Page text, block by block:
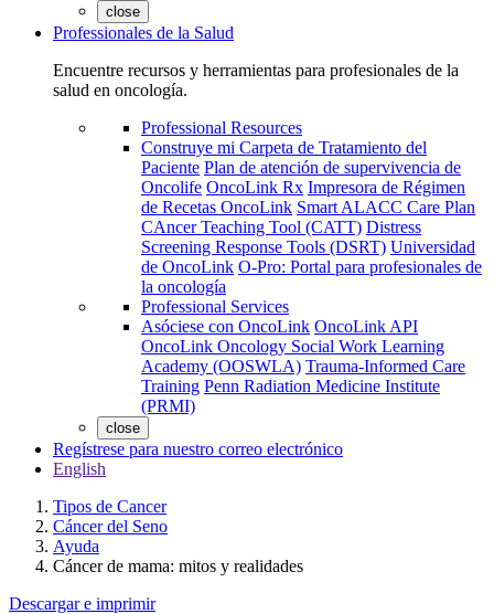
close
Professionales de la Salud
Encuentre recursos y herramientas para profesionales de la
salud en oncología.
Professional Resources
Construye mi Carpeta de Tratamiento del
Paciente Plan de atención de supervivencia de
Oncolife OncoLink Rx Impresora de Régimen
de Recetas OncoLink Smart ALACC Care Plan
CAncer Teaching Tool (CATT) Distress
Screening Response Tools (DSRT) Universidad
de OncoLink O-Pro: Portal para profesionales de
la oncología
Professional Services
Asóciese con OncoLink OncoLink API
OncoLink Oncology Social Work Learning
Academy (OOSWLA) Trauma-Informed Care
Training Penn Radiation Medicine Institute
(PRMI)
close
Regístrese para nuestro correo electrónico
English
Tipos de Cancer
Cáncer del Seno
Ayuda
Cáncer de mama: mitos y realidades
Descargar e imprimir